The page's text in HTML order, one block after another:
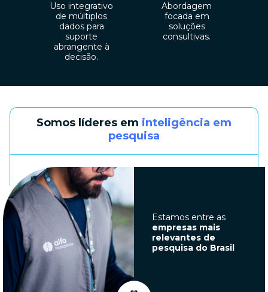
Uso integrativo
de múltiplos
dados para
suporte
abrangente à
decisão.
Abordagem
focada em
soluções
consultivas.
Somos líderes em inteligência em
pesquisa
Estamos entre as
empresas mais
relevantes de
pesquisa do Brasil